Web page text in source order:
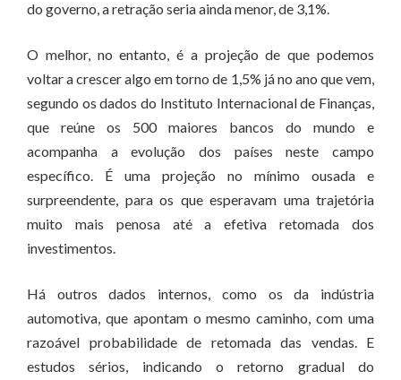
do governo, a retração seria ainda menor, de 3,1%.
O melhor, no entanto, é a projeção de que podemos
voltar a crescer algo em torno de 1,5% já no ano que vem,
segundo os dados do Instituto Internacional de Finanças,
que reúne os 500 maiores bancos do mundo e
acompanha a evolução dos países neste campo
específico. É uma projeção no mínimo ousada e
surpreendente, para os que esperavam uma trajetória
muito mais penosa até a efetiva retomada dos
investimentos.
Há outros dados internos, como os da indústria
automotiva, que apontam o mesmo caminho, com uma
razoável probabilidade de retomada das vendas. E
estudos sérios, indicando o retorno gradual do